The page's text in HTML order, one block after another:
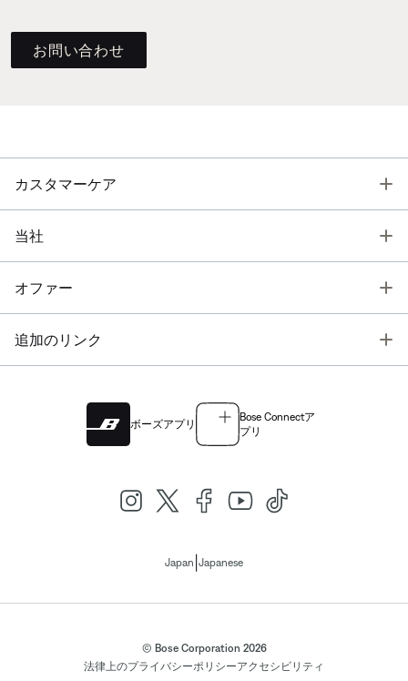
お問い合わせ
カスタマーケア
当社
オファー
追加のリンク
ボーズアプリ
Bose Connectア
プリ
Japan Japanese
© Bose Corporation 2026
法律上のプライバシーポリシーアクセシビリティ